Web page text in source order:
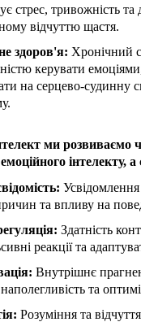
стрес, тривожність
відчуттю щастя.
здоров'я: Хронічний
керувати
на серцево-судинну
ми розвиваємо
інтелекту, а
та впливу на
Здатність
реакції та
Внутрішнє
та
Розуміння та